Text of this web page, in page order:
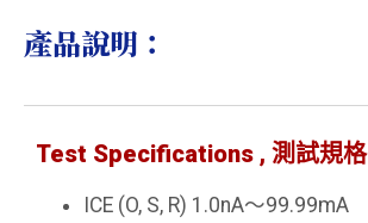
產品說明：
Test Specifications , 測試規格
ICE (O, S, R) 1.0nA～99.99mA